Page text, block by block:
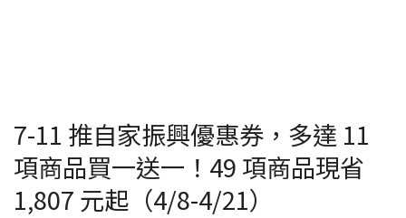
7-11 推自家振興優惠券，多達 11
項商品買一送一！49 項商品現省
1,807 元起（4/8-4/21）